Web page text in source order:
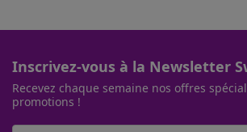
Inscrivez-vous à la Newsletter
Recevez chaque semaine nos offres
promotions !